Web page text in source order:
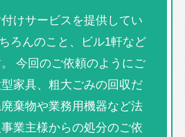
けサービスを提供してい
ろんのこと、ビル1軒など
今回のご依頼のようにご
家具、粗大ごみの回収だ
棄物や業務用機器など法
業主様からの処分のご依